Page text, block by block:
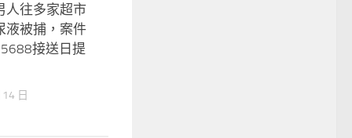
人往多家超市
液被捕，案件
接送日提
日